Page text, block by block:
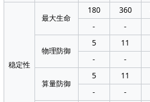
稳定性
最大生命
180 360
-
-
物理防御
5 11
-
-
算量防御
5 11
-
-